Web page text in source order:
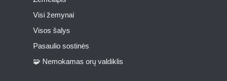
Visi žemynai
Visos šalys
Pasaulio sostinės
🧩 Nemokamas orų valdiklis